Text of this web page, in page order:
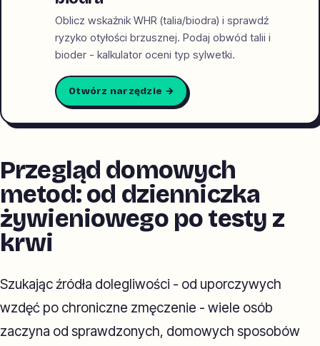
Oblicz wskaźnik WHR (talia/biodra) i sprawdź
ryzyko otyłości brzusznej. Podaj obwód talii i
bioder - kalkulator oceni typ sylwetki.
Otwórz narzędzie →
Przegląd domowych
metod: od dzienniczka
żywieniowego po testy z
krwi
Szukając źródła dolegliwości - od uporczywych
wzdęć po chroniczne zmęczenie - wiele osób
zaczyna od sprawdzonych, domowych sposobów